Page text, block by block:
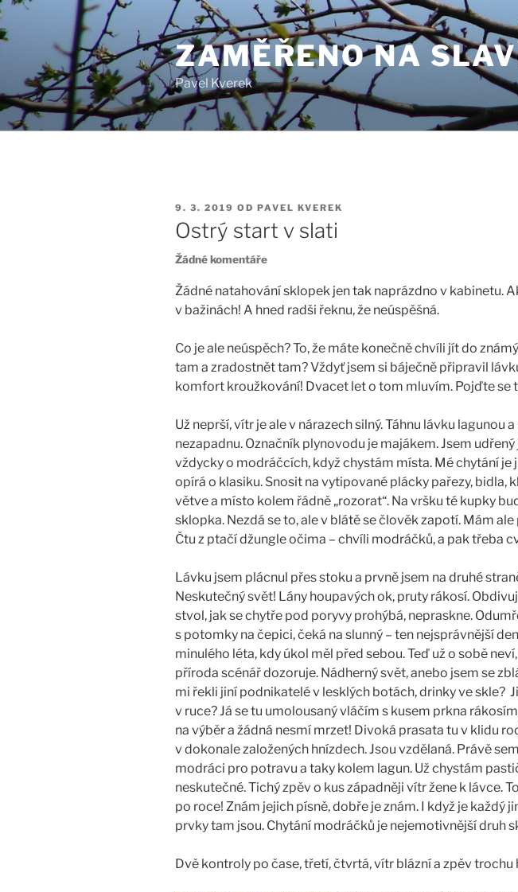
Přejít
k
obsahu
ZAMĚŘENO NA
Pavel Kverek
PUBLIKOVÁNO
9. 3. 2019 OD PAVEL KVEREK
Ostrý start v slati
Žádné komentářeu
s
názvem
v
slati
Žádné natahování sklopek jen tak naprázdno v kabinetu.
v bažinách! A hned radši řeknu, že neúspěšná.
Co je ale neúspěch? To, že máte konečně chvíli jít do
tam a zradostnět tam? Vždyť jsem si báječně připravil
komfort kroužkování! Dvacet let o tom mluvím. Pojďte se
Už neprší, vítr je ale v nárazech silný. Táhnu lávku lagunou
nezapadnu. Označník plynovodu je majákem. Jsem udřený
vždycky o modráčcích, když chystám místa. Mé chytání je
opírá o klasiku. Snosit na vytipované plácky pařezy, bidla,
větve a místo kolem řádně „rozorat“. Na vršku té kupky
sklopka. Nezdá se to, ale v blátě se člověk zapotí. Mám
Čtu z ptačí džungle očima – chvíli modráčků, a pak třeba
Lávku jsem plácnul přes stoku a prvně jsem na druhé
Neskutečný svět! Lány houpavých ok, pruty rákosí.
stvol, jak se chytře pod poryvy prohýbá, nepraskne.
s potomky na čepici, čeká na slunný – ten nejsprávnější
minulého léta, kdy úkol měl před sebou. Teď už o sobě
příroda scénář dozoruje. Nádherný svět, anebo jsem se
mi řekli jiní podnikatelé v lesklých botách, drinky ve skle?
v ruce? Já se tu umolousaný vláčím s kusem prkna
na výběr a žádná nesmí mrzet! Divoká prasata tu v klidu
v dokonale založených hnízdech. Jsou vzdělaná. Právě
modráci pro potravu a taky kolem lagun. Už chystám
neskutečné. Tichý zpěv o kus západněji vítr žene k lávce.
po roce! Znám jejich písně, dobře je znám. I když je každý
prvky tam jsou. Chytání modráčků je nejemotivnější druh
Dvě kontroly po čase, třetí, čtvrtá, vítr blázní a zpěv trochu